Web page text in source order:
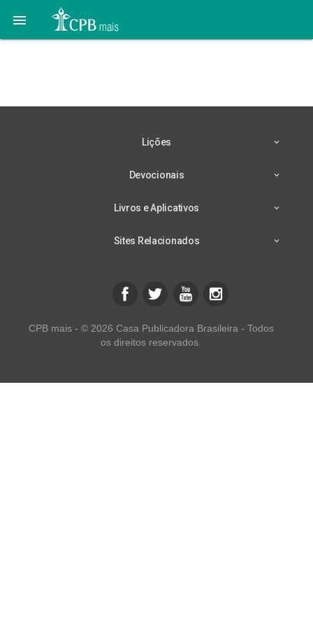

Lições
Devocionais
Livros e Aplicativos
Sites Relacionados
CPB mais - © 2026 Casa Publicadora Brasileira - Todos
os direitos reservados.